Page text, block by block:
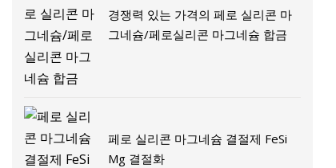
경쟁력 있는 가격의 페로 실리콘 마
그네슘/페로실리콘 마그네슘 합금
페로 실리콘 마그네슘 결절제 FeSi
Mg 결절화